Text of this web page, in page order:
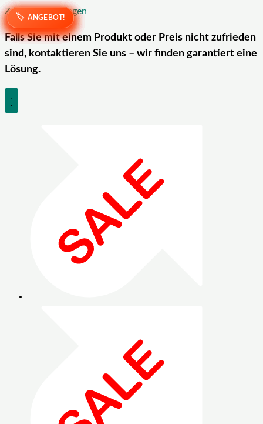
Zum Inhalt springen
Falls Sie mit einem Produkt oder Preis nicht zufrieden
sind, kontaktieren Sie uns – wir finden garantiert eine
Lösung.
ANGEBOT!
ANGEBOT!
ANGEBOT!
ANGEBOT!
ANGEBOT!
ANGEBOT!
ANGEBOT!
ANGEBOT!
ANGEBOT!
ANGEBOT!